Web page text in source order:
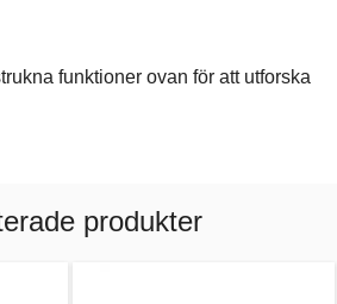
funktioner ovan för att utforska
produkter